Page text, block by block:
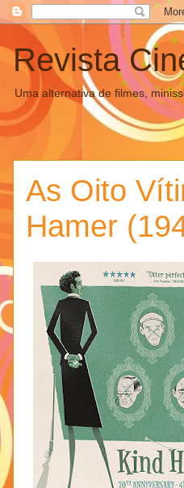
Revista
Uma alternativa de filmes,
As Oito
Hamer